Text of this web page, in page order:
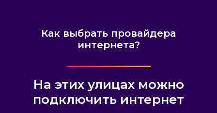
Как выбрать провайдера
интернета?
На этих улицах можно
подключить интернет